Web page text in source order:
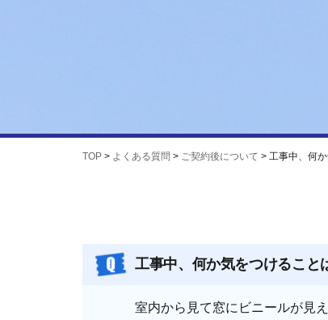
TOP > よくある質問 > ご契約後について > 工事中、何
工事中、何か気をつけること
室内から見て窓にビニールが見